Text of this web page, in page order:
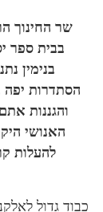
שר החינוך
בבית ספר
בנימין
הסתדרות יפה
והגננות
האנושי
להעלות
כבוד גדול